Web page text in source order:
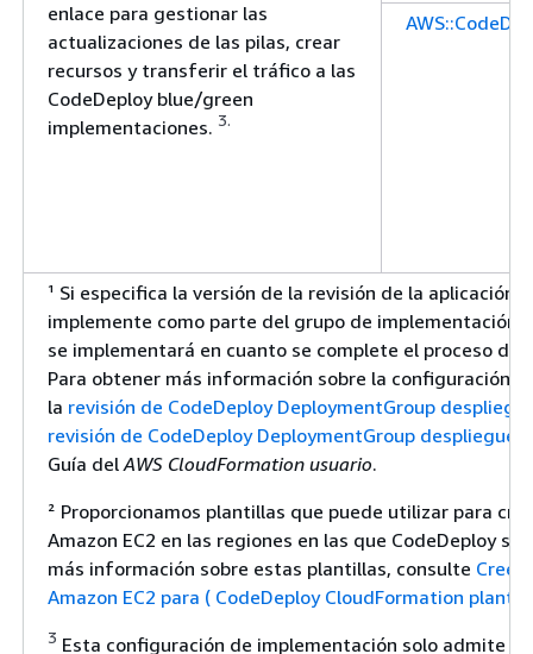
enlace para gestionar las
actualizaciones de las pilas, crear
recursos y transferir el tráfico a las
CodeDeploy blue/green
implementaciones. 3.
¹ Si especifica la versión de la revisión de la aplicación
implemente como parte del grupo de implementación,
se implementará en cuanto se complete el proceso de
Para obtener más información sobre la configuración
la revisión de CodeDeploy DeploymentGroup
revisión de CodeDeploy DeploymentGroup despliegue
Guía delAWS CloudFormation usuario.
² Proporcionamos plantillas que puede utilizar para
Amazon EC2 en las regiones en las que CodeDeploy
más información sobre estas plantillas, consulte Cree
Amazon EC2 para ( CodeDeploy CloudFormation
3 Esta configuración de implementación solo admite